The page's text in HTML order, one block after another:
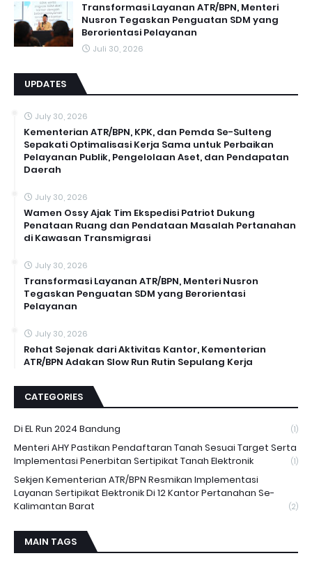
Transformasi Layanan ATR/BPN, Menteri
Nusron Tegaskan Penguatan SDM yang
Berorientasi Pelayanan
Juli 30, 2026
UPDATES
July 30, 2026
Kementerian ATR/BPN, KPK, dan Pemda Se-Sulteng
Sepakati Optimalisasi Kerja Sama untuk Perbaikan
Pelayanan Publik, Pengelolaan Aset, dan Pendapatan
Daerah
July 30, 2026
Wamen Ossy Ajak Tim Ekspedisi Patriot Dukung
Penataan Ruang dan Pendataan Masalah Pertanahan
di Kawasan Transmigrasi
July 30, 2026
Transformasi Layanan ATR/BPN, Menteri Nusron
Tegaskan Penguatan SDM yang Berorientasi
Pelayanan
July 30, 2026
Rehat Sejenak dari Aktivitas Kantor, Kementerian
ATR/BPN Adakan Slow Run Rutin Sepulang Kerja
CATEGORIES
Di EL Run 2024 Bandung (1)
Menteri AHY Pastikan Pendaftaran Tanah Sesuai Target Serta
Implementasi Penerbitan Sertipikat Tanah Elektronik
(1)
Sekjen Kementerian ATR/BPN Resmikan Implementasi
Layanan Sertipikat Elektronik Di 12 Kantor Pertanahan Se-
Kalimantan Barat
(2)
MAIN TAGS